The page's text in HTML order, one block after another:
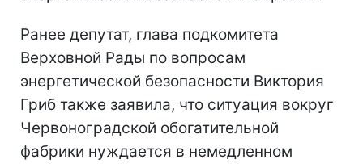
Ранее депутат, глава подкомитета
Верховной Рады по вопросам
энергетической безопасности Виктория
Гриб также заявила, что ситуация вокруг
Червоноградской обогатительной
фабрики нуждается в немедленном